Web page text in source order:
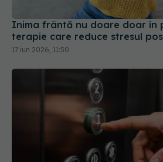
Inima frântă nu doare doar în
terapie care reduce stresul
17 iun 2026, 11:50